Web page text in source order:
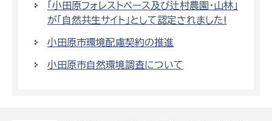
「小田原フォレストベース及び辻村農園・山林」
が「自然共生サイト」として認定されました!
小田原市環境配慮契約の推進
小田原市自然環境調査について